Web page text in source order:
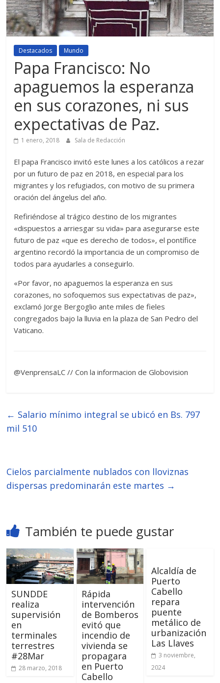
Destacados Mundo
Papa Francisco: No
apaguemos la esperanza
en sus corazones, ni sus
expectativas de Paz.
1 enero, 2018 Sala de Redacción
El papa Francisco invitó este lunes a los católicos a rezar
por un futuro de paz en 2018, en especial para los
migrantes y los refugiados, con motivo de su primera
oración del ángelus del año.
Refiriéndose al trágico destino de los migrantes
«dispuestos a arriesgar su vida» para asegurarse este
futuro de paz «que es derecho de todos», el pontífice
argentino recordó la importancia de un compromiso de
todos para ayudarles a conseguirlo.
«Por favor, no apaguemos la esperanza en sus
corazones, no sofoquemos sus expectativas de paz»,
exclamó Jorge Bergoglio ante miles de fieles
congregados bajo la lluvia en la plaza de San Pedro del
Vaticano.
@VenprensaLC // Con la informacion de Globovision
← Salario mínimo integral se ubicó en Bs. 797
mil 510
Cielos parcialmente nublados con lloviznas
dispersas predominarán este martes →
También te puede gustar
SUNDDE
realiza
supervisión
en
terminales
terrestres
#28Mar
28 marzo, 2018
Rápida
intervención
de Bomberos
evitó que
incendio de
vivienda se
propagara
en Puerto
Cabello
Alcaldía de
Puerto
Cabello
repara
puente
metálico de
urbanización
Las Llaves
3 noviembre,
2024